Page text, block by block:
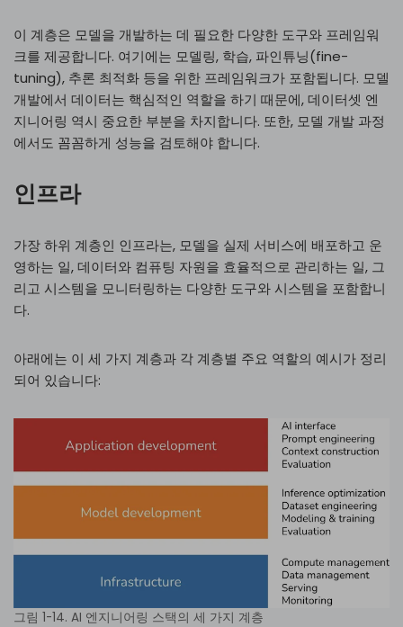
이 계층은 모델을 개발하는 데 필요한 다양한 도구와 프레임워
크를 제공합니다. 여기에는 모델링, 학습, 파인튜닝(fine-
tuning), 추론 최적화 등을 위한 프레임워크가 포함됩니다. 모델
개발에서 데이터는 핵심적인 역할을 하기 때문에, 데이터셋 엔
지니어링 역시 중요한 부분을 차지합니다. 또한, 모델 개발 과정
에서도 꼼꼼하게 성능을 검토해야 합니다.
인프라
가장 하위 계층인 인프라는, 모델을 실제 서비스에 배포하고 운
영하는 일, 데이터와 컴퓨팅 자원을 효율적으로 관리하는 일, 그
리고 시스템을 모니터링하는 다양한 도구와 시스템을 포함합니
다.
아래에는 이 세 가지 계층과 각 계층별 주요 역할의 예시가 정리
되어 있습니다:
그림 1-14. AI 엔지니어링 스택의 세 가지 계층